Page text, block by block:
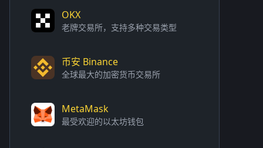
OKX
老牌交易所，支持多种交易类型
币安 Binance
全球最大的加密货币交易所
MetaMask
最受欢迎的以太坊钱包